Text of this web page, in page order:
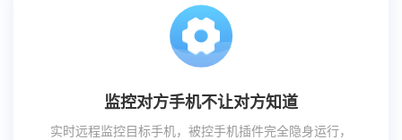
监控对方手机不让对方知道
实时远程监控目标手机，被控手机插件完全隐身运行，